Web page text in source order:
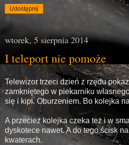
Udostępnij
wtorek, 5 sierpnia 2014
I teleport nie pomoże
Telewizor trzeci dzień z rzędu
zamkniętego w piekarniku
się i kipi. Oburzeniem. Bo kolejka
A przecież kolejka czeka też i w
dyskotece nawet. A do tego ścisk
kwaterach.